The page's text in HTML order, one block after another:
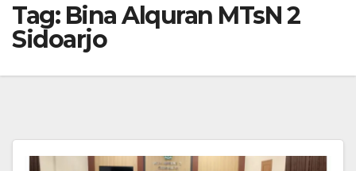
Tag: Bina Alquran MTsN 2
Sidoarjo